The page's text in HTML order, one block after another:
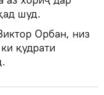
шуд.
Орбан, низ
қудрати